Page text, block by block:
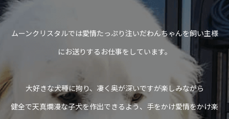
ムーンクリスタルでは愛情たっぷり注いだわんちゃんを飼い主様
にお送りするお仕事をしています。
大好きな犬種に拘り、凄く奥が深いですが楽しみながら
健全で天真爛漫な子犬を作出できるよう、手をかけ愛情をかけ楽